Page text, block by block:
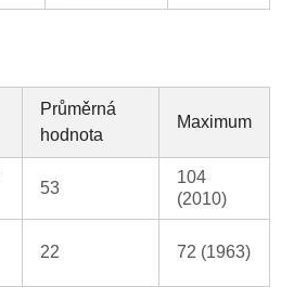
Průměrná
hodnota
Maximum
53
104
(2010)
22 72 (1963)